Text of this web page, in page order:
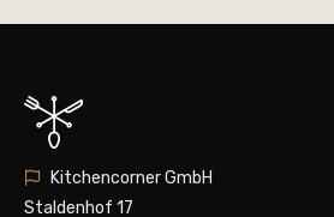
Kitchencorner GmbH
Staldenhof 17